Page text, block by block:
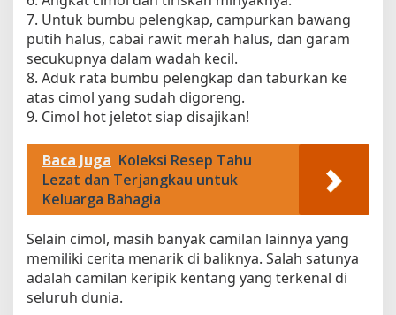
7. Untuk bumbu pelengkap, campurkan bawang
putih halus, cabai rawit merah halus, dan garam
secukupnya dalam wadah kecil.
8. Aduk rata bumbu pelengkap dan taburkan ke
atas cimol yang sudah digoreng.
9. Cimol hot jeletot siap disajikan!
Baca Juga Koleksi Resep Tahu
Lezat dan Terjangkau untuk
Keluarga Bahagia
Selain cimol, masih banyak camilan lainnya yang
memiliki cerita menarik di baliknya. Salah satunya
adalah camilan keripik kentang yang terkenal di
seluruh dunia.